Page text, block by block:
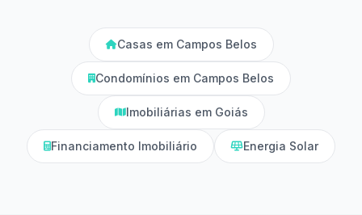
Casas em Campos Belos
Condomínios em Campos Belos
Imobiliárias em Goiás
Financiamento Imobiliário Energia Solar